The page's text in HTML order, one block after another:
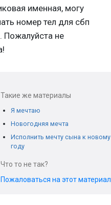
именная, могу
номер тел для сбп
Пожалуйста не
Такие же материалы
Я мечтаю
Новогодняя мечта
Исполнить мечту сына к новому
году
Что то не так?
Пожаловаться на этот материал